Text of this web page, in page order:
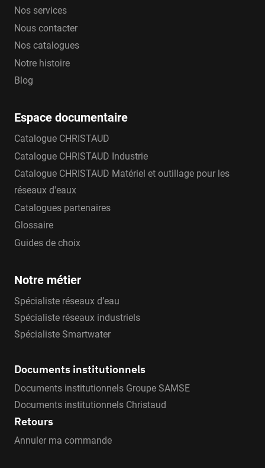
Nos services
Nous contacter
Nos catalogues
Notre histoire
Blog
Espace documentaire
Catalogue CHRISTAUD
Catalogue CHRISTAUD Industrie
Catalogue CHRISTAUD Matériel et outillage pour les
réseaux d'eaux
Catalogues partenaires
Glossaire
Guides de choix
Notre métier
Spécialiste réseaux d’eau
Spécialiste réseaux industriels
Spécialiste Smartwater
Documents institutionnels
Documents institutionnels Groupe SAMSE
Documents institutionnels Christaud
Retours
Annuler ma commande